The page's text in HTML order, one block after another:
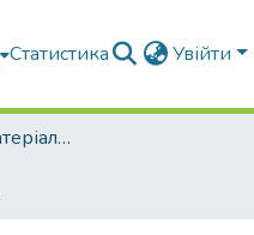
Статистика Увійти
Конференції та матеріали конференцій